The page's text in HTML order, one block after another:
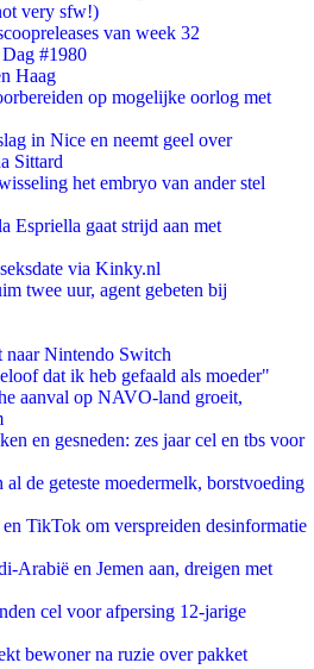
very sfw!)
van week 32
#1980
Haag
op mogelijke oorlog met
in Nice en neemt geel over
Sittard
het embryo van ander stel
Espriella gaat strijd aan met
via Kinky.nl
twee uur, agent gebeten bij
naar Nintendo Switch
dat ik heb gefaald als moeder"
aanval op NAVO-land groeit,
en gesneden: zes jaar cel en tbs voor
de geteste moedermelk, borstvoeding
TikTok om verspreiden desinformatie
Arabië en Jemen aan, dreigen met
cel voor afpersing 12-jarige
bewoner na ruzie over pakket